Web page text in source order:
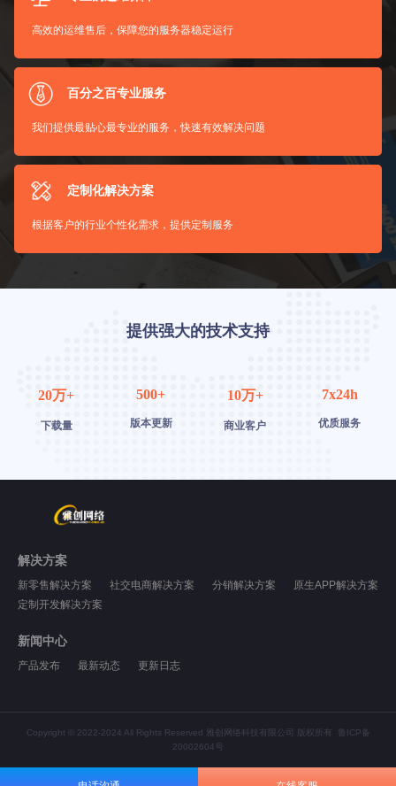
高效的运维售后，保障您的服务器稳定运行
百分之百专业服务
我们提供最贴心最专业的服务，快速有效解决问题
定制化解决方案
根据客户的行业个性化需求，提供定制服务
提供强大的技术支持
20万+
下载量
500+
版本更新
10万+
商业客户
7x24h
优质服务
解决方案
新零售解决方案 社交电商解决方案 分销解决方案
原生APP解决方案
定制开发解决方案
新闻中心
产品发布 最新动态 更新日志
Copyright © 2022-2024 All Rights Reserved 雅创网络科技有限公司 版权所有
鲁ICP备
20002604号